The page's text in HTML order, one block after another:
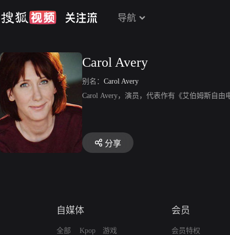
导航
Carol Avery
别名： Carol Avery
Carol Avery，演员，代表作有《艾伯姆斯自由
分享
自媒体
全部
Kpop
游戏
会员
会员特权